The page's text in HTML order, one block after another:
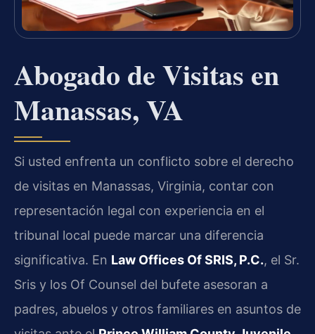
Abogado de Visitas en
Manassas, VA
Si usted enfrenta un conflicto sobre el derecho
de visitas en Manassas, Virginia, contar con
representación legal con experiencia en el
tribunal local puede marcar una diferencia
significativa. En Law Offices Of SRIS, P.C., el Sr.
Sris y los Of Counsel del bufete asesoran a
padres, abuelos y otros familiares en asuntos de